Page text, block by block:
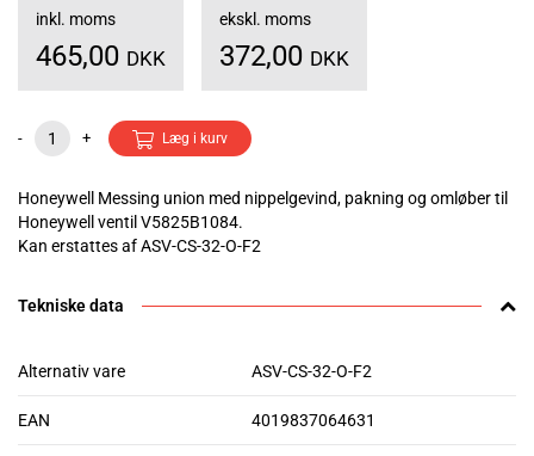
inkl. moms
465,00 DKK
ekskl. moms
372,00 DKK
- + Læg i kurv
Honeywell Messing union med nippelgevind, pakning og omløber til
Honeywell ventil V5825B1084.
Kan erstattes af ASV-CS-32-O-F2
Tekniske data
Alternativ vare ASV-CS-32-O-F2
EAN 4019837064631